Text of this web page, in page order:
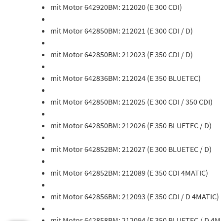
mit Motor 642920BM: 212020 (E 300 CDI)
mit Motor 642850BM: 212021 (E 300 CDI / D)
mit Motor 642850BM: 212023 (E 350 CDI / D)
mit Motor 642836BM: 212024 (E 350 BLUETEC)
mit Motor 642850BM: 212025 (E 300 CDI / 350 CDI)
mit Motor 642850BM: 212026 (E 350 BLUETEC / D)
mit Motor 642852BM: 212027 (E 300 BLUETEC / D)
mit Motor 642852BM: 212089 (E 350 CDI 4MATIC)
mit Motor 642856BM: 212093 (E 350 CDI / D 4MATIC)